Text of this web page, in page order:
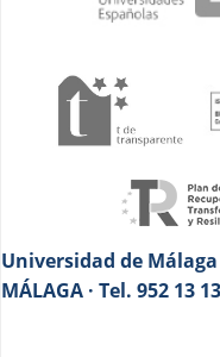
Universidad de Málaga
MÁLAGA · Tel. 952 13